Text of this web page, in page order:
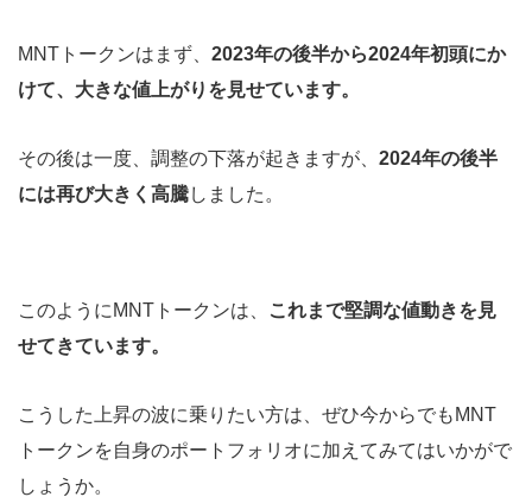
MNTトークンはまず、 2023年の後半から2024年初頭にか
けて、大きな値上がりを見せています。
その後は一度、調整の下落が起きますが、 2024年の後半
には再び大きく高騰しました。
このようにMNTトークンは、
これまで堅調な値動きを見
せてきています。
こうした上昇の波に乗りたい方は、ぜひ今からでもMNT
トークンを自身のポートフォリオに加えてみてはいかがで
しょうか。